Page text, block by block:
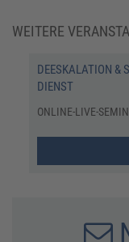
WEITERE
DEESKALATION &
DIENST
ONLINE-LIVE-